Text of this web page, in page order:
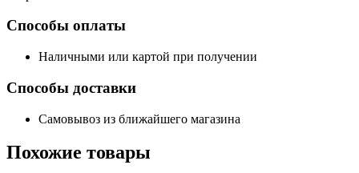
Способы оплаты
Наличными или картой при получении
Способы доставки
Самовывоз из ближайшего магазина
Похожие товары